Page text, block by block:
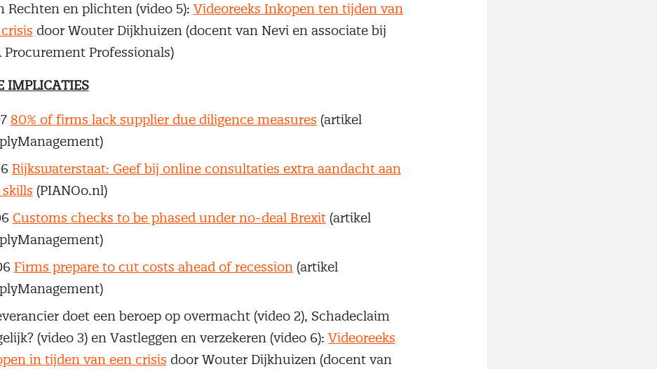
Rechten en plichten (video 5): Videoreeks Inkopen ten tijden van
door Wouter Dijkhuizen (docent van Nevi en associate bij
Procurement Professionals)
IMPLICATIES
80% of firms lack supplier due diligence measures (artikel
Rijkswaterstaat: Geef bij online consultaties extra aandacht aan
(PIANOo.nl)
Customs checks to be phased under no-deal Brexit(artikel
Firms prepare to cut costs ahead of recession(artikel
doet een beroep op overmacht (video 2), Schadeclaim
(video 3) en Vastleggen en verzekeren (video 6): Videoreeks
in tijden van een crisis door Wouter Dijkhuizen (docent van